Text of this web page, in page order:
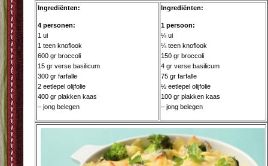
Ingrediënten:
4 personen:
1 ui
1 teen knoflook
600 gr broccoli
15 gr verse basilicum
300 gr farfalle
2 eetlepel olijfolie
400 gr plakken kaas
– jong belegen
Ingrediënten:
1 persoon:
¼ ui
¼ teen knoflook
150 gr broccoli
4 gr verse basilicum
75 gr farfalle
½ eetlepel olijfolie
100 gr plakken kaas
– jong belegen